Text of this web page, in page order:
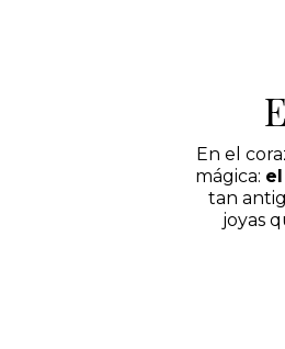
En el
mágica:
tan
joyas